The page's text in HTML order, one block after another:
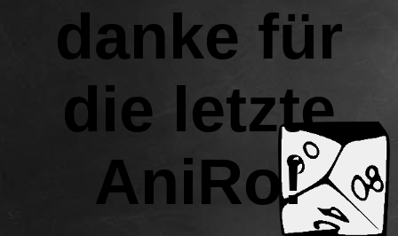
danke für
die letzte
AniRo!